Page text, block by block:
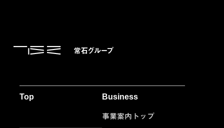
Top Business
事業案内トップ